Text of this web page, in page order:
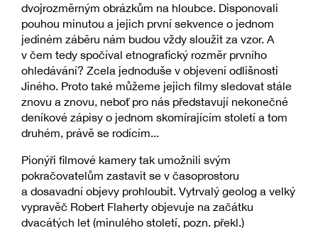
dvojrozměrným obrázkům na hloubce. Disponovali
pouhou minutou a jejich první sekvence o jednom
jediném záběru nám budou vždy sloužit za vzor. A
v čem tedy spočíval etnografický rozměr prvního
ohledávání? Zcela jednoduše v objevení odlišnosti
Jiného. Proto také můžeme jejich filmy sledovat stále
znovu a znovu, neboť pro nás představují nekonečné
deníkové zápisy o jednom skomírajícím století a tom
druhém, právě se rodícím...
Pionýři filmové kamery tak umožnili svým
pokračovatelům zastavit se v časoprostoru
a dosavadní objevy prohloubit. Vytrvalý geolog a velký
vypravěč Robert Flaherty objevuje na začátku
dvacátých let (minulého století, pozn. překl.)